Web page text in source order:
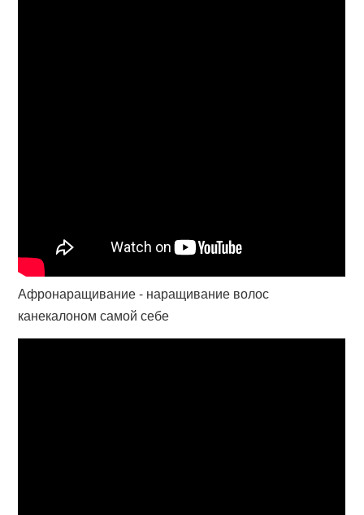
Афронаращивание - наращивание волос
канекалоном самой себе